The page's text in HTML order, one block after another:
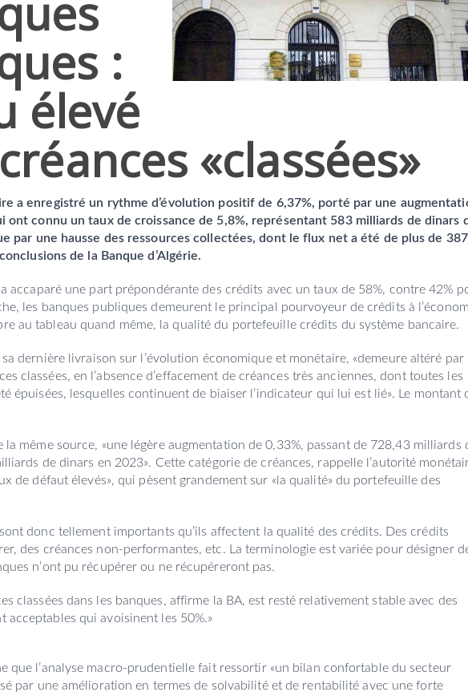
:
élevé
«classées»
a enregistré un rythme d’évolution positif de 6,37%, porté par une
ont connu un taux de croissance de 5,8%, représentant 583 milliards de dinars
par une hausse des ressources collectées, dont le flux net a été de plus de 387
de la Banque d’Algérie.
accaparé une part prépondérante des crédits avec un taux de 58%, contre 42%
les banques publiques demeurent le principal pourvoyeur de crédits à
au tableau quand même, la qualité du portefeuille crédits du système bancaire.
dernière livraison sur l’évolution économique et monétaire, «demeure altéré par
classées, en l’absence d’effacement de créances très anciennes, dont toutes les
épuisées, lesquelles continuent de biaiser l’indicateur qui lui est lié». Le montant
même source, «une légère augmentation de 0,33%, passant de 728,43 milliards
de dinars en 2023». Cette catégorie de créances, rappelle l’autorité
de défaut élevés», qui pèsent grandement sur «la qualité» du portefeuille des
donc tellement importants qu’ils affectent la qualité des crédits. Des crédits
des créances non-performantes, etc. La terminologie est variée pour désigner
n’ont pu récupérer ou ne récupéreront pas.
classées dans les banques, affirme la BA, est resté relativement stable avec des
acceptables qui avoisinent les 50%.»
que l’analyse macro-prudentielle fait ressortir «un bilan confortable du secteur
par une amélioration en termes de solvabilité et de rentabilité avec une forte